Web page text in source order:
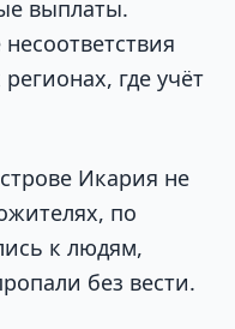
выплаты.
где учёт
Икария не
по
к людям,
без вести.